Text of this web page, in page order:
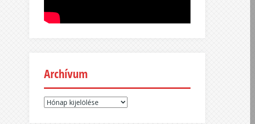
Archívum
Archívum